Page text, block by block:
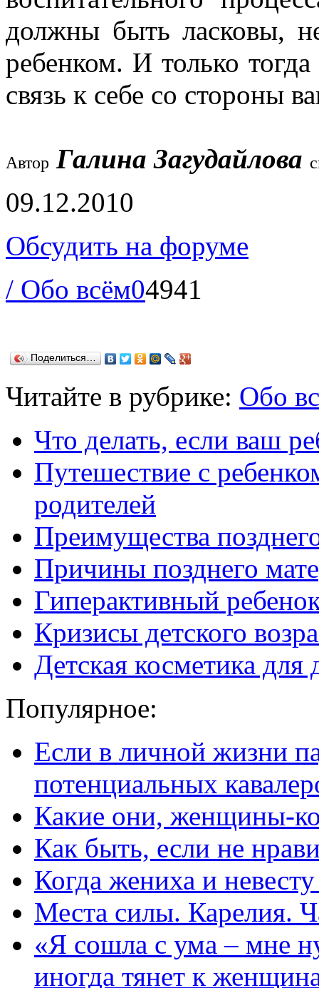
должны быть ласковы,
ребенком. И только
связь к себе со стороны
Автор Галина Загудайлова
09.12.2010
Обсудить на форуме
/ Обо всём04941
Поделиться…
Читайте в рубрике: Обо
Что делать, если ваш
Путешествие с
родителей
Преимущества
Причины позднего
Гиперактивный
Кризисы детского
Детская косметика для
Популярное:
Если в личной жизни
потенциальных
Какие они, женщины-
Как быть, если не
Когда жениха и
Места силы. Карелия.
«Я сошла с ума – мне
иногда тянет к